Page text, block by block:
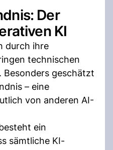
Der
KI
durch ihre
technischen
geschätzt
– eine
von anderen AI-
ein
sämtliche KI-